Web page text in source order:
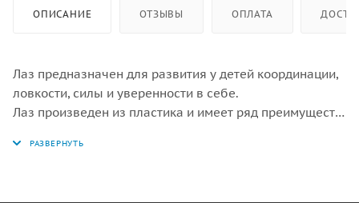
ОПИСАНИЕ ОТЗЫВЫ ОПЛАТА
Лаз предназначен для развития у детей координации,
ловкости, силы и уверенности в себе.
Лаз произведен из пластика и имеет ряд преимуществ:
ультрафиолету;